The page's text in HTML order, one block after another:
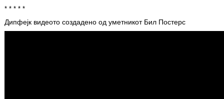
* * * * *
Дипфејк видеото создадено од уметникот Бил Постерс